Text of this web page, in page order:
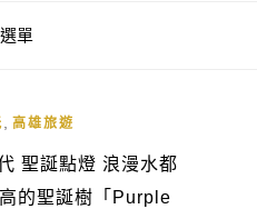
單
高雄旅遊
聖誕點燈 浪漫水都
的聖誕樹「Purple